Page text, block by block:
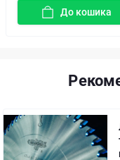
До кошика